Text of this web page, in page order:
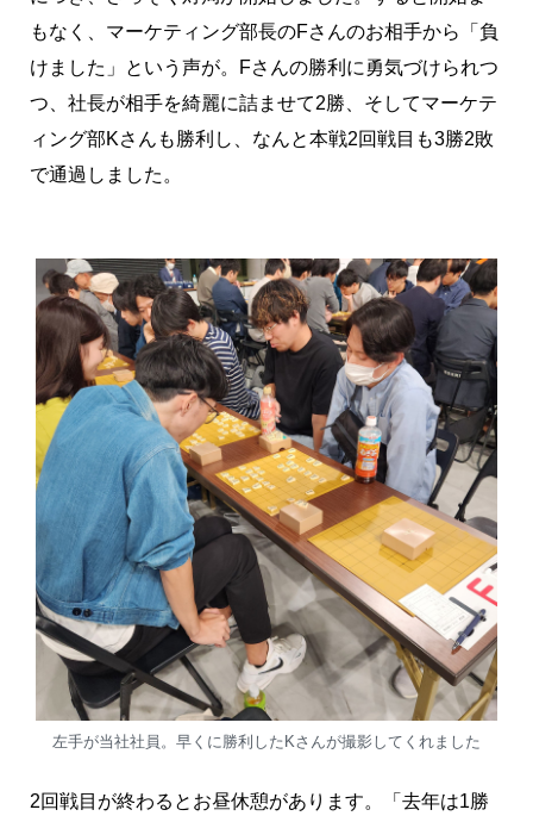
もなく、マーケティング部長のFさんのお相手から「負
けました」という声が。Fさんの勝利に勇気づけられつ
つ、社長が相手を綺麗に詰ませて2勝、そしてマーケテ
ィング部Kさんも勝利し、なんと本戦2回戦目も3勝2敗
で通過しました。
左手が当社社員。早くに勝利したKさんが撮影してくれました
2回戦目が終わるとお昼休憩があります。「去年は1勝